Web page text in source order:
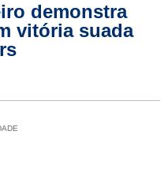
demonstra
vitória suada